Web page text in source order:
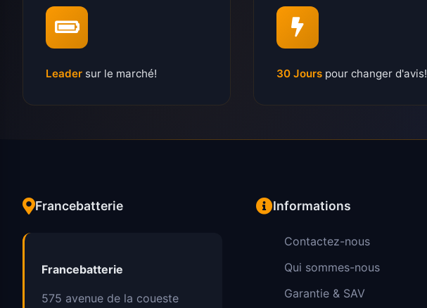
Leader sur le marché! 30 Jours pour changer d'avis!
Francebatterie
Francebatterie
575 avenue de la coueste
Informations
Contactez-nous
Qui sommes-nous
Garantie & SAV